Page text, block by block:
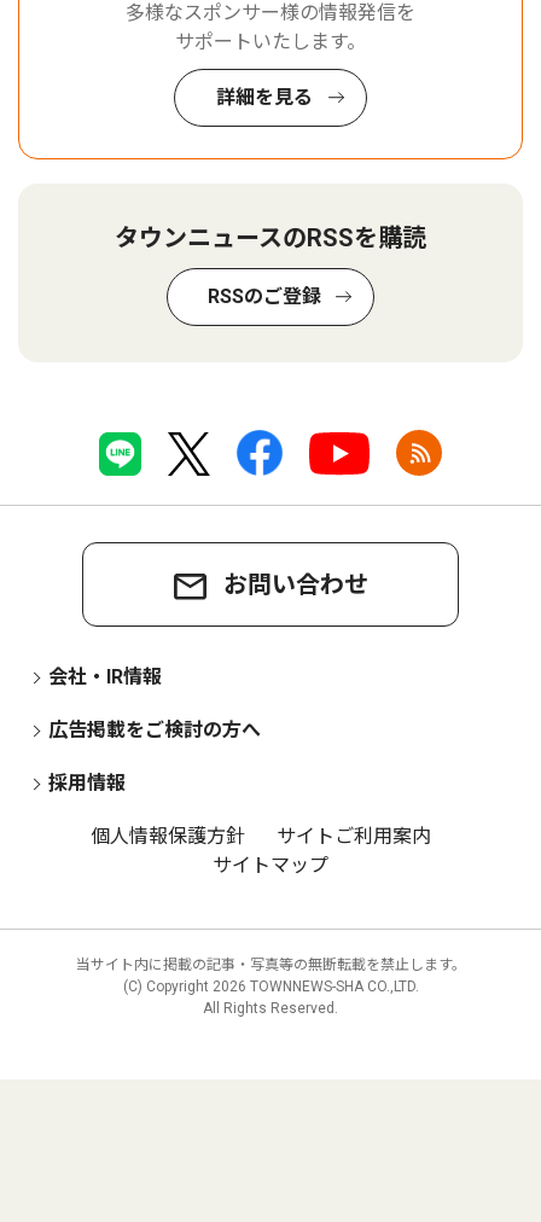
多様なスポンサー様の情報発信を
サポートいたします。
詳細を見る
タウンニュースのRSSを購読
RSSのご登録
お問い合わせ
会社・IR情報
広告掲載をご検討の方へ
採用情報
個人情報保護方針
サイトご利用案内
サイトマップ
当サイト内に掲載の記事・写真等の無断転載を禁止します。
(C) Copyright 2026 TOWNNEWS-SHA CO.,LTD.
All Rights Reserved.